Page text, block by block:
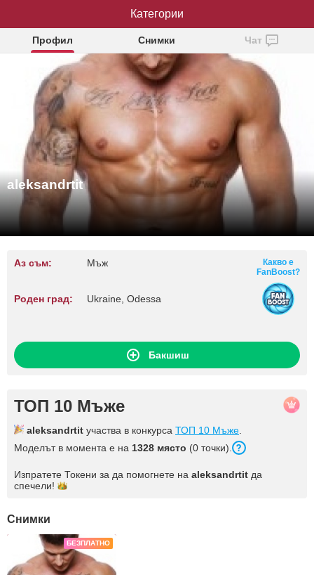
aleksandrtit
Профил Снимки Чат
aleksandrtit
Аз съм: Мъж
Роден град: Ukraine, Odessa
Какво е
FanBoost?
Бакшиш
ТОП 10 Мъже
aleksandrtit участва в конкурса ТОП 10 Мъже
Моделът в момента е на 1328 място (0 точки).
Изпратете Токени за да помогнете на aleksandrtit да
спечели!
Снимки
БЕЗПЛАТНО
Категории